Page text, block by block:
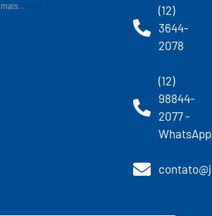
mais...
(12)
3644-
2078
(12)
98844-
2077 -
WhatsApp